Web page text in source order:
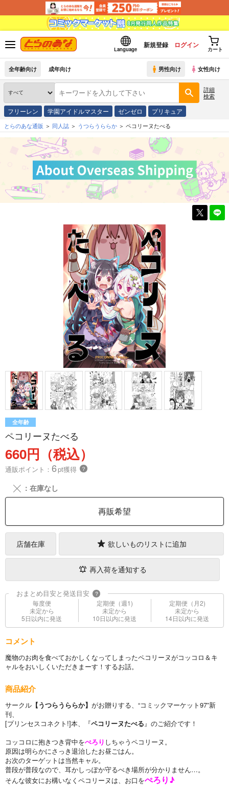
Language
新規登録 ログイン
カート
全年齢向け 成年向け 男性向け 女性向け
詳細
検索
フリーレン 学園アイドルマスター ゼンゼロ プリキュア
とらのあな通販 同人誌 うつらうららか ペコリーヌたべる
全年齢
ペコリーヌたべる
660円（税込）
通販ポイント： 6pt獲得 ？
╳ ：在庫なし
再販希望
店舗在庫 欲しいものリストに追加
再入荷を通知する
おまとめ目安と発送目安 ?
毎度便
未定から
5日以内に発送
定期便（週1)
未定から
10日以内に発送
定期便（月2)
未定から
14日以内に発送
コメント
魔物のお肉を食べておかしくなってしまったペコリーヌがコッコロ＆キ
ャルをおいしくいただきまーす！するお話。
商品紹介
サークル 【うつらうららか】 がお贈りする、“コミックマーケット97”新
刊、
[プリンセスコネクト!]本、『ペコリーヌたべる 』のご紹介です！
コッコロに抱きつき背中をぺろり しちゃうペコリーヌ。
原因は明らかにさっき退治したお昼ごはん。
お次のターゲットは当然キャル。
普段が普段なので、耳かしっぽか守るべき場所が分かりません…。
そんな彼女にお構いなくペコリーヌは、お口をぺろり♪